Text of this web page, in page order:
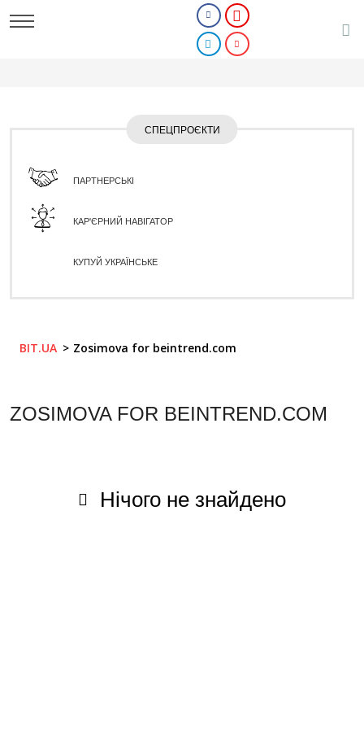
СПЕЦПРОЄКТИ
ПАРТНЕРСЬКІ
КАР'ЄРНИЙ НАВІГАТОР
КУПУЙ УКРАЇНСЬКЕ
BIT.UA Zosimova for beintrend.com
ZOSIMOVA FOR BEINTREND.COM
Нічого не знайдено